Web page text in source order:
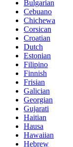
Bulgarian
Cebuano
Chichewa
Corsican
Croatian
Dutch
Estonian
Filipino
Finnish
Frisian
Galician
Georgian
Gujarati
Haitian
Hausa
Hawaiian
Hebrew